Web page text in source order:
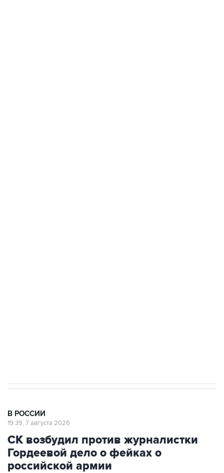
В РОССИИ
19:39, 7 августа 2026
СК возбудил против журналистки
Гордеевой дело о фейках о
российской армии